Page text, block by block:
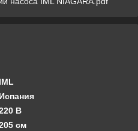
IML
Испания
В
см